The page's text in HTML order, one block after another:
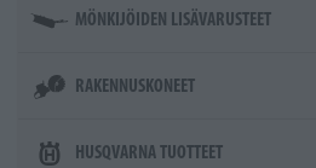
MÖNKIJÖIDEN LISÄVARUSTEET
RAKENNUSKONEET
HUSQVARNA TUOTTEET